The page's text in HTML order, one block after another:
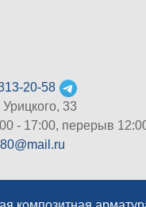
20-58
33
- 17:00, перерыв